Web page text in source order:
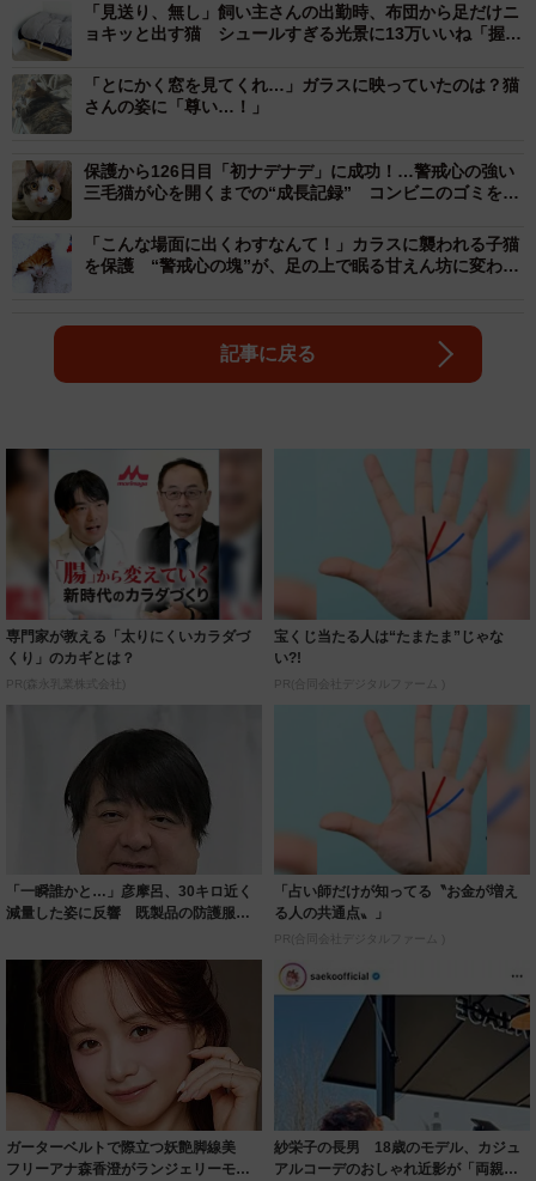
「見送り、無し」飼い主さんの出勤時、布団から足だけニ
ョキッと出す猫 シュールすぎる光景に13万いいね「握手
「とにかく窓を見てくれ…」ガラスに映っていたのは？猫
さんの姿に「尊い…！」
保護から126日目「初ナデナデ」に成功！…警戒心の強い
三毛猫が心を開くまでの“成長記録” コンビニのゴミをあ
「こんな場面に出くわすなんて！」カラスに襲われる子猫
を保護 “警戒心の塊”が、足の上で眠る甘えん坊に変わる
記事に戻る
専門家が教える「太りにくいカラダづ
くり」のカギとは？
PR(森永乳業株式会社)
宝くじ当たる人は“たまたま”じゃな
い?!
PR(合同会社デジタルファーム )
「一瞬誰かと…」彦摩呂、30キロ近く
減量した姿に反響 既製品の防護服が
「占い師だけが知ってる〝お金が増え
る人の共通点〟」
PR(合同会社デジタルファーム )
ガーターベルトで際立つ妖艶脚線美
フリーアナ森香澄がランジェリーモデ
紗栄子の長男 18歳のモデル、カジュ
アルコーデのおしゃれ近影が「両親の